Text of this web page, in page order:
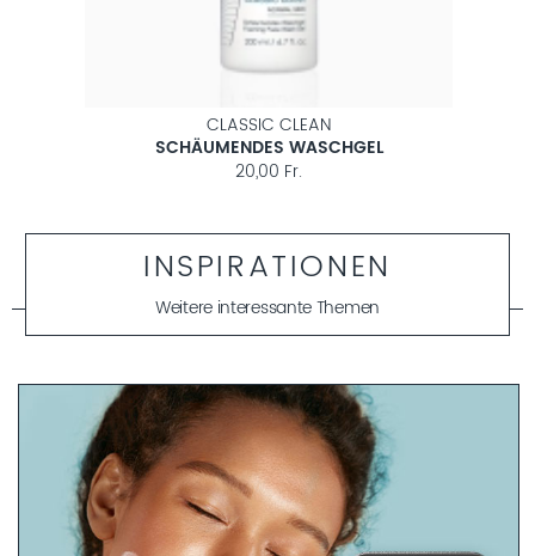
CLASSIC CLEAN
ERFRISCHENDES GESICHTSWASSER
INSPIRATIONEN
Weitere interessante Themen